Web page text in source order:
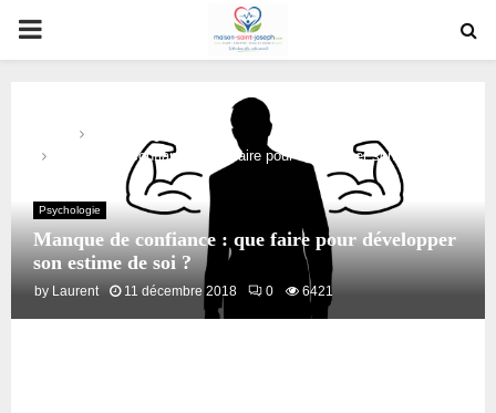
PRIMARY
Manque de confiance : que faire pour développer son estime de
Psychologie
Manque de confiance : que faire pour développer
son estime de soi ?
by Laurent 11 décembre 2018 0 6421